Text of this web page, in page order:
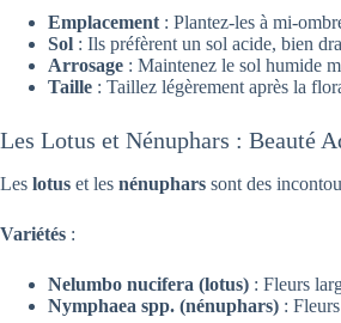
Emplacement : Plantez-les à mi-
Sol : Ils préfèrent un sol acide, bien
Arrosage : Maintenez le sol humide
Taille : Taillez légèrement après la
Les Lotus et Nénuphars : Beauté
Les lotus et les nénuphars sont des
Variétés :
Nelumbo nucifera (lotus) : Fleurs
Nymphaea spp. (nénuphars) :